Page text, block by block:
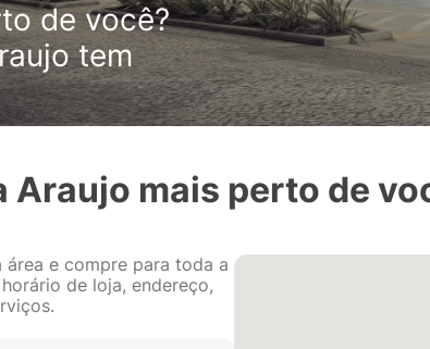
de você?
tem
Araujo mais perto de
área e compre para toda a
de loja, endereço,